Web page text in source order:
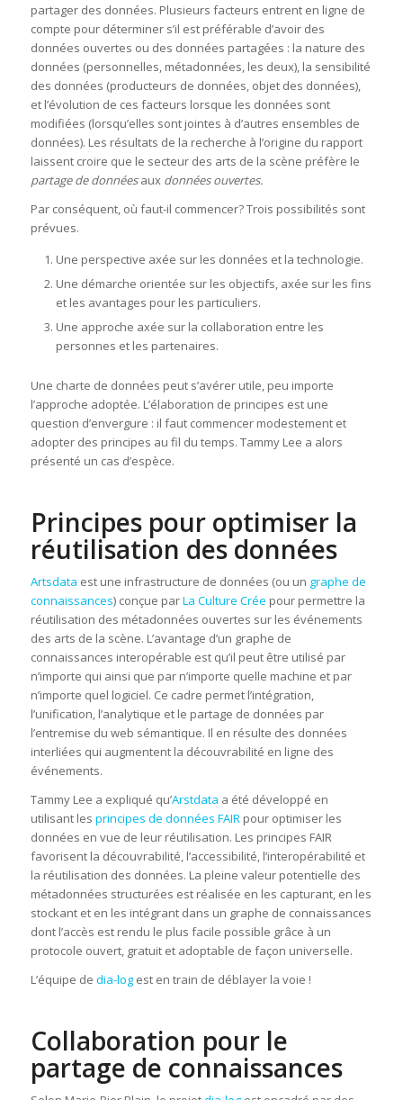
partager des données. Plusieurs facteurs entrent en ligne de
compte pour déterminer s’il est préférable d’avoir des
données ouvertes ou des données partagées : la nature des
données (personnelles, métadonnées, les deux), la sensibilité
des données (producteurs de données, objet des données),
et l’évolution de ces facteurs lorsque les données sont
modifiées (lorsqu’elles sont jointes à d’autres ensembles de
données). Les résultats de la recherche à l’origine du rapport
laissent croire que le secteur des arts de la scène préfère le
partage de donnéesaux données ouvertes.
Par conséquent, où faut-il commencer? Trois possibilités sont
prévues.
Une perspective axée sur les données et la technologie.
Une démarche orientée sur les objectifs, axée sur les fins
et les avantages pour les particuliers.
Une approche axée sur la collaboration entre les
personnes et les partenaires.
Une charte de données peut s’avérer utile, peu importe
l’approche adoptée. L’élaboration de principes est une
question d’envergure : il faut commencer modestement et
adopter des principes au fil du temps. Tammy Lee a alors
présenté un cas d’espèce.
Principes pour optimiser la
réutilisation des données
Artsdata est une infrastructure de données (ou un graphe de
connaissances) conçue parLa Culture Crée pour permettre la
réutilisation des métadonnées ouvertes sur les événements
des arts de la scène. L’avantage d’un graphe de
connaissances interopérable est qu’il peut être utilisé par
n’importe qui ainsi que par n’importe quelle machine et par
n’importe quel logiciel. Ce cadre permet l’intégration,
l’unification, l’analytique et le partage de données par
l’entremise du web sémantique. Il en résulte des données
interliées qui augmentent la découvrabilité en ligne des
événements.
Tammy Lee a expliqué qu’Arstdata a été développé en
utilisant les principes de données FAIRpour optimiser les
données en vue de leur réutilisation. Les principes FAIR
favorisent la découvrabilité, l’accessibilité, l’interopérabilité et
la réutilisation des données. La pleine valeur potentielle des
métadonnées structurées est réalisée en les capturant, en les
stockant et en les intégrant dans un graphe de connaissances
dont l’accès est rendu le plus facile possible grâce à un
protocole ouvert, gratuit et adoptable de façon universelle.
L’équipe de dia-logest en train de déblayer la voie !
Collaboration pour le
partage de connaissances